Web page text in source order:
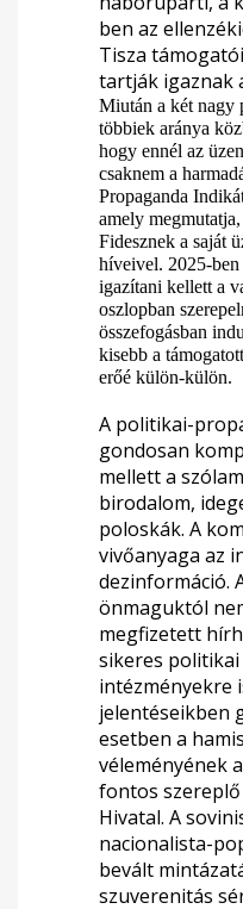
ben az
Tisza
tartják igaznak
Miután a két nagy
többiek aránya
hogy ennél az
csaknem a
Propaganda
amely
Fidesznek a saját
híveivel. 2025-ben
igazítani kellett a
oszlopban
összefogásban
kisebb a
erőé külön-külön.
A politikai-
gondosan
mellett a
birodalom,
poloskák. A
vivőanyaga az
dezinformáció.
önmaguktól
megfizetett
sikeres
intézményekre
jelentéseikben
esetben a
véleményének
fontos
Hivatal. A
nacionalista-
bevált
szuverenitás